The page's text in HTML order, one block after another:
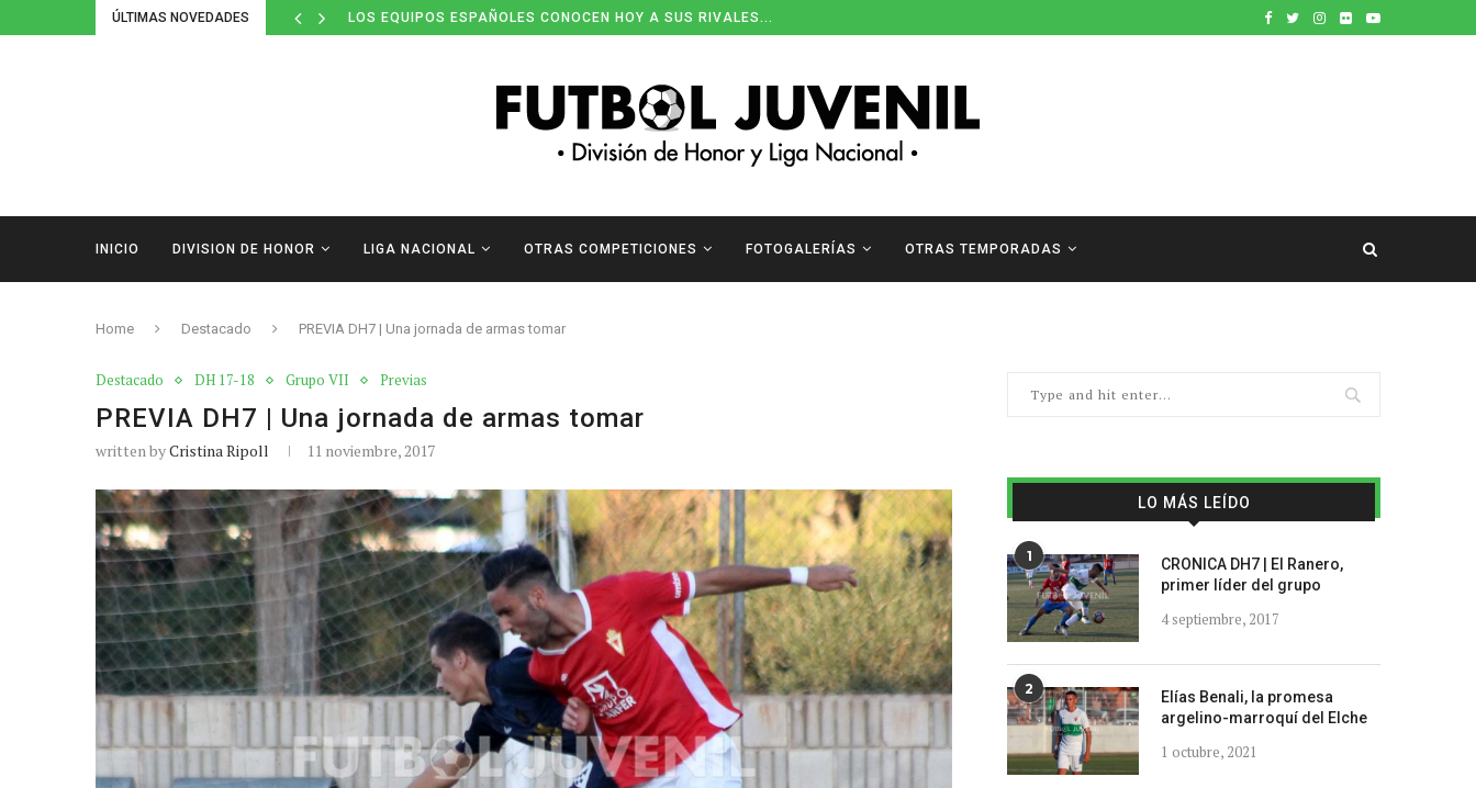
ÚLTIMAS NOVEDADES LOS EQUIPOS ESPAÑOLES CONOCEN HOY A SUS RIVALES...
INICIO DIVISION DE HONOR LIGA NACIONAL OTRAS COMPETICIONES FOTOGALERÍAS OTRAS TEMPORADAS
Home Destacado PREVIA DH7 | Una jornada de armas tomar
Destacado DH 17-18 Grupo VII Previas
PREVIA DH7 | Una jornada de armas tomar
written byCristina Ripoll 11 noviembre, 2017
LO MÁS LEÍDO
1
CRONICA DH7 | El Ranero,
primer líder del grupo
4 septiembre, 2017
2
Elías Benali, la promesa
argelino-marroquí del Elche
1 octubre, 2021